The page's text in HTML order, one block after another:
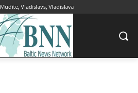
Mudīte, Vladislavs, Vladislava